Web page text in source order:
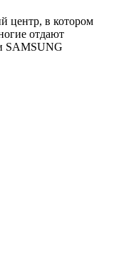
центр, в котором
отдают
SAMSUNG